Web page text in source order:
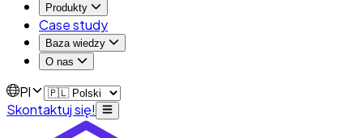
Produkty
Case study
Baza wiedzy
O nas
Pl
Skontaktuj się!